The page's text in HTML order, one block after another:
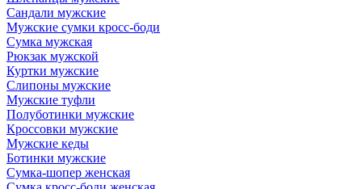
Сандали мужские
Мужские сумки кросс-боди
Сумка мужская
Рюкзак мужской
Куртки мужские
Слипоны мужские
Мужские туфли
Полуботинки мужские
Кроссовки мужские
Мужские кеды
Ботинки мужские
Сумка-шопер женская